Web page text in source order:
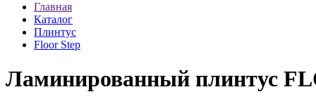
Главная
Каталог
Плинтус
Floor Step
Ламинированный плинтус